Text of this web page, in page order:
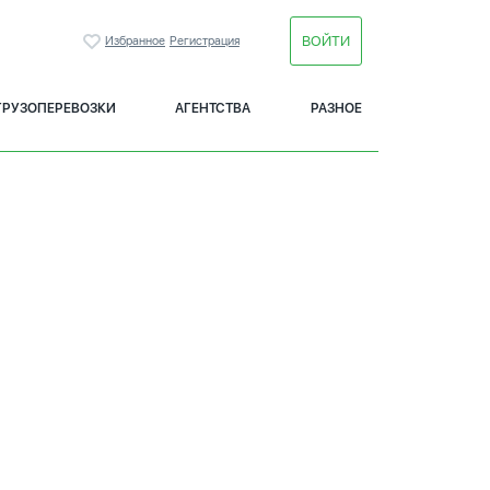
Избранное Регистрация ВОЙТИ
АГЕНТСТВА РАЗНОЕ